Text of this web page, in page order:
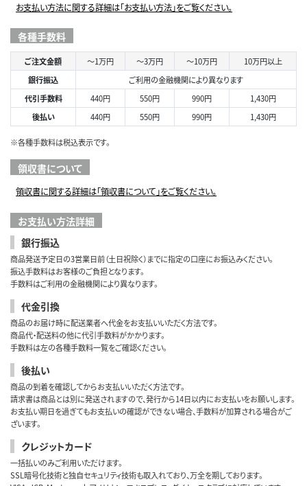
お支払い方法に関する詳細は「お支払い方法」をご覧ください。
各種手数料
ご注文金額 ～1万円 ～3万円 ～10万円
10万円以上
銀行振込
ご利用の金融機関により異なります
代引手数料
440円 550円 990円
1,430円
後払い
440円 550円 990円 1,430円
※各種手数料は税込表示です。
領収書について
領収書に関する詳細は「領収書について」をご覧ください。
お支払い方法詳細
銀行振込
商品発送予定日の3営業日前（土日祝除く）までに指定の口座にお振込みください。
振込手数料はお客様のご負担となります。
手数料はご利用の金融機関により異なります。
代金引換
商品のお届け時に配送業者へ代金をお支払いいただく方法です。
商品代・配送料の他に代引手数料がかかります。
手数料は左の各種手数料一覧をご確認ください。
後払い
商品の到着を確認してからお支払いいただく方法です。
請求書は商品とは別に発送されますので、発行から14日以内にお支払いをお願いします。
お支払い期日を過ぎてもお支払いの確認ができない場合、手数料が加算される場合がご
ざいます。
クレジットカード
一括払いのみご利用いただけます。
SSL暗号化技術と独自セキュリティ技術も取入れており、万全を期しております。